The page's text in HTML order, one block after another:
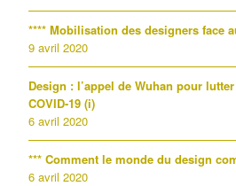
**** Mobilisation des designers face
9 avril 2020
Design : l’appel de Wuhan pour
COVID-19 (i)
6 avril 2020
*** Comment le monde du design
6 avril 2020